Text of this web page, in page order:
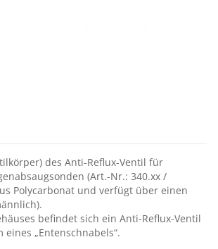
des Anti-Reflux-Ventil für
(Art.-Nr.: 340.xx /
Polycarbonat und verfügt über einen
befindet sich ein Anti-Reflux-Ventil
eines „Entenschnabels“.